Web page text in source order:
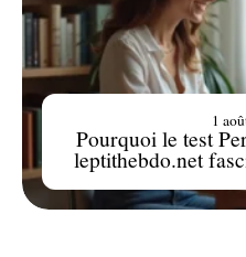
Pourquoi le test
leptithebdo.net
1